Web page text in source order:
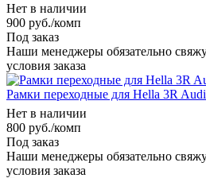
Нет в наличии
900 руб./комп
Под заказ
Наши менеджеры обязательно
условия заказа
Рамки переходные для Hella 3R
Нет в наличии
800 руб./комп
Под заказ
Наши менеджеры обязательно
условия заказа